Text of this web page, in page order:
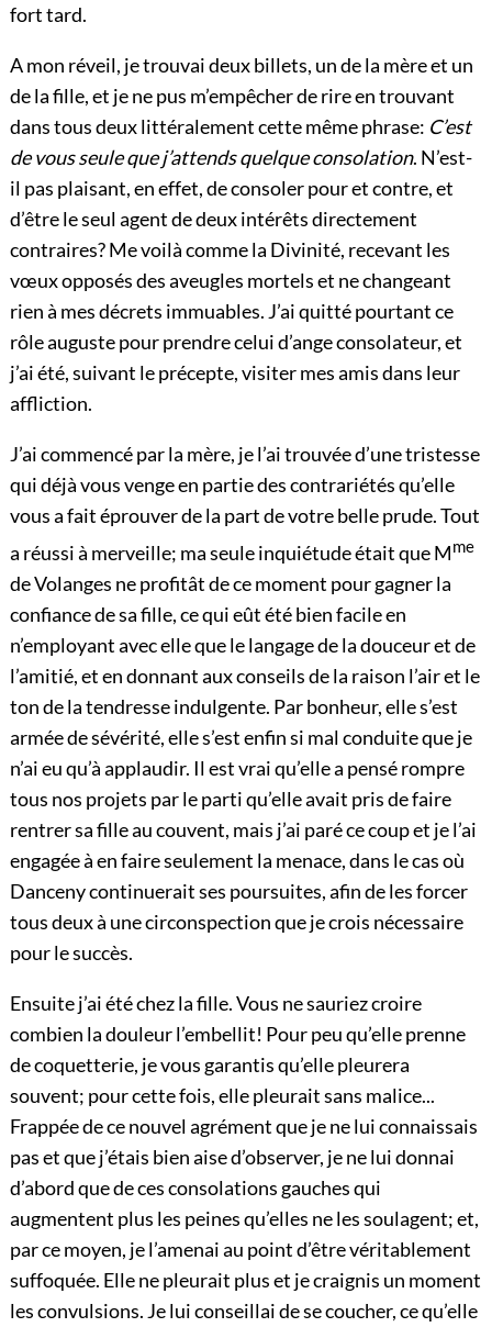
fort tard.
A mon réveil, je trouvai deux billets, un de la mère et un
de la fille, et je ne pus m’empêcher de rire en trouvant
dans tous deux littéralement cette même phrase: C’est
de vous seule que j’attends quelque consolation. N’est-
il pas plaisant, en effet, de consoler pour et contre, et
d’être le seul agent de deux intérêts directement
contraires? Me voilà comme la Divinité, recevant les
vœux opposés des aveugles mortels et ne changeant
rien à mes décrets immuables. J’ai quitté pourtant ce
rôle auguste pour prendre celui d’ange consolateur, et
j’ai été, suivant le précepte, visiter mes amis dans leur
affliction.
J’ai commencé par la mère, je l’ai trouvée d’une tristesse
qui déjà vous venge en partie des contrariétés qu’elle
vous a fait éprouver de la part de votre belle prude. Tout
a réussi à merveille; ma seule inquiétude était que Mme
de Volanges ne profitât de ce moment pour gagner la
confiance de sa fille, ce qui eût été bien facile en
n’employant avec elle que le langage de la douceur et de
l’amitié, et en donnant aux conseils de la raison l’air et le
ton de la tendresse indulgente. Par bonheur, elle s’est
armée de sévérité, elle s’est enfin si mal conduite que je
n’ai eu qu’à applaudir. Il est vrai qu’elle a pensé rompre
tous nos projets par le parti qu’elle avait pris de faire
rentrer sa fille au couvent, mais j’ai paré ce coup et je l’ai
engagée à en faire seulement la menace, dans le cas où
Danceny continuerait ses poursuites, afin de les forcer
tous deux à une circonspection que je crois nécessaire
pour le succès.
Ensuite j’ai été chez la fille. Vous ne sauriez croire
combien la douleur l’embellit! Pour peu qu’elle prenne
de coquetterie, je vous garantis qu’elle pleurera
souvent; pour cette fois, elle pleurait sans malice...
Frappée de ce nouvel agrément que je ne lui connaissais
pas et que j’étais bien aise d’observer, je ne lui donnai
d’abord que de ces consolations gauches qui
augmentent plus les peines qu’elles ne les soulagent; et,
par ce moyen, je l’amenai au point d’être véritablement
suffoquée. Elle ne pleurait plus et je craignis un moment
les convulsions. Je lui conseillai de se coucher, ce qu’elle